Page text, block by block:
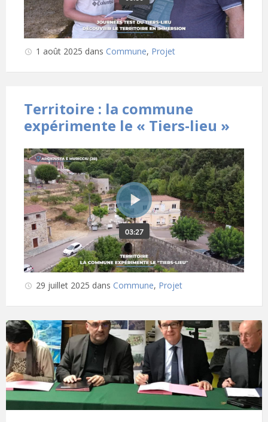
1 août 2025 dans Commune, Projet
Territoire : la commune
expérimente le « Tiers-lieu »
29 juillet 2025 dans Commune, Projet